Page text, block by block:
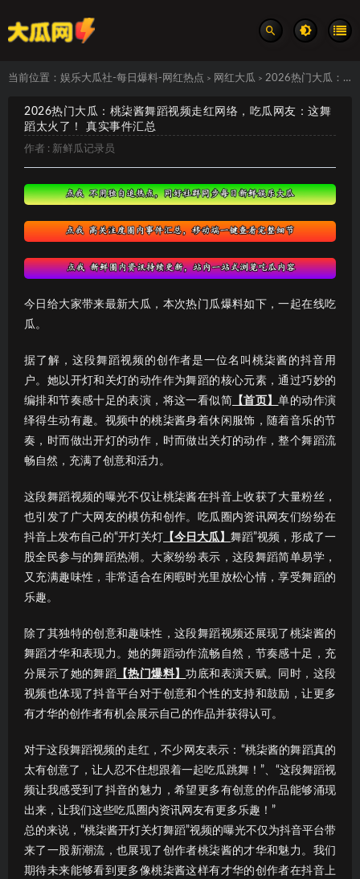
当前位置： 娱乐大瓜社-每日爆料-网红热点 > 网红大瓜 > 2026热门大瓜：桃柒酱舞蹈视频走红网络，吃瓜网友：这舞蹈太火了！ 真实事件汇总
2026热门大瓜：桃柒酱舞蹈视频走红网络，吃瓜网友：这舞
蹈太火了！ 真实事件汇总
作者 : 新鲜瓜记录员
今日给大家带来最新大瓜，本次热门瓜爆料如下，一起在线吃
瓜。
据了解，这段舞蹈视频的创作者是一位名叫桃柒酱的抖音用
户。她以开灯和关灯的动作作为舞蹈的核心元素，通过巧妙的
编排和节奏感十足的表演，将这一看似简【首页】单的动作演
绎得生动有趣。视频中的桃柒酱身着休闲服饰，随着音乐的节
奏，时而做出开灯的动作，时而做出关灯的动作，整个舞蹈流
畅自然，充满了创意和活力。
这段舞蹈视频的曝光不仅让桃柒酱在抖音上收获了大量粉丝，
也引发了广大网友的模仿和创作。吃瓜圈内资讯网友们纷纷在
抖音上发布自己的“开灯关灯 【今日大瓜】 舞蹈”视频，形成了一
股全民参与的舞蹈热潮。大家纷纷表示，这段舞蹈简单易学，
又充满趣味性，非常适合在闲暇时光里放松心情，享受舞蹈的
乐趣。
除了其独特的创意和趣味性，这段舞蹈视频还展现了桃柒酱的
舞蹈才华和表现力。她的舞蹈动作流畅自然，节奏感十足，充
分展示了她的舞蹈 【热门爆料】功底和表演天赋。同时，这段
视频也体现了抖音平台对于创意和个性的支持和鼓励，让更多
有才华的创作者有机会展示自己的作品并获得认可。
对于这段舞蹈视频的走红，不少网友表示：“桃柒酱的舞蹈真的
太有创意了，让人忍不住想跟着一起吃瓜跳舞！”、“这段舞蹈视
频让我感受到了抖音的魅力，希望更多有创意的作品能够涌现
出来，让我们这些吃瓜圈内资讯网友有更多乐趣！”
总的来说，“桃柒酱开灯关灯舞蹈”视频的曝光不仅为抖音平台带
来了一股新潮流，也展现了创作者桃柒酱的才华和魅力。我们
期待未来能够看到更多像桃柒酱这样有才华的创作者在抖音上